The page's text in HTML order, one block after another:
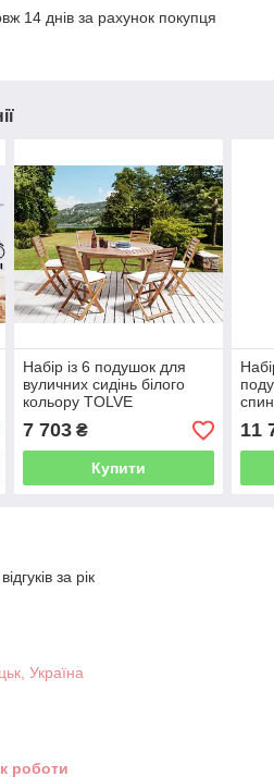
14 днів за рахунок покупця
Набір із 6 подушок для
вуличних сидінь білого
кольору TOLVE
7 703₴
Купити
11
за рік
Україна
роботи